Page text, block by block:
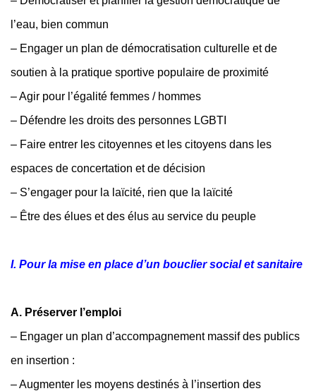
l’eau, bien commun
– Engager un plan de démocratisation culturelle et de
soutien à la pratique sportive populaire de proximité
– Agir pour l’égalité femmes / hommes
– Défendre les droits des personnes LGBTI
– Faire entrer les citoyennes et les citoyens dans les
espaces de concertation et de décision
– S’engager pour la laïcité, rien que la laïcité
– Être des élues et des élus au service du peuple
I. Pour la mise en place d’un bouclier social et sanitaire
A. Préserver l’emploi
– Engager un plan d’accompagnement massif des publics
en insertion :
– Augmenter les moyens destinés à l’insertion des